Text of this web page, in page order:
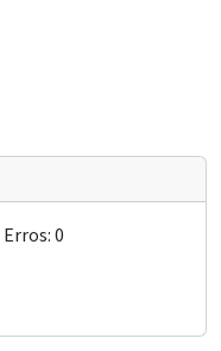
Erros: 0